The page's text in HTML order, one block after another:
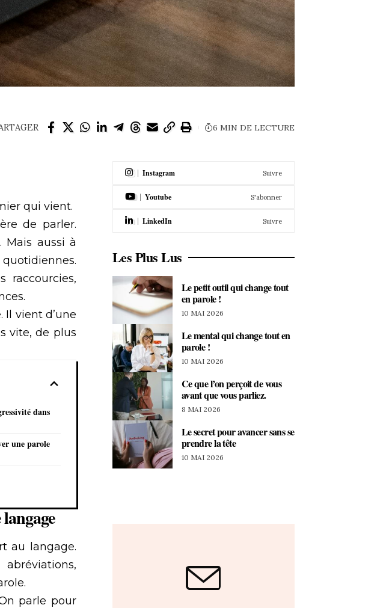
6 MIN DE LECTURE
qui vient.
de parler.
Mais aussi à
raccourcies,
Il vient d’une
vite, de plus
dans
une parole
au langage.
parle pour
Instagram Suivre
Youtube S'abonner
LinkedIn Suivre
Les Plus Lus
Le petit outil qui change tout
en parole !
10 MAI 2026
Le mental qui change tout en
parole !
10 MAI 2026
Ce que l’on perçoit de vous
avant que vous parliez.
8 MAI 2026
Le secret pour avancer sans se
prendre la tête
10 MAI 2026